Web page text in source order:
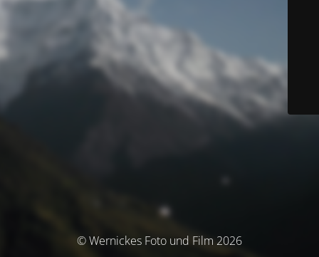
© Wernickes Foto und Film 2026